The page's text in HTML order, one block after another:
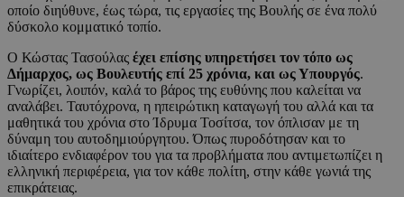
οποίο διηύθυνε, έως τώρα, τις εργασίες της Βουλής σε ένα πολύ
δύσκολο κομματικό τοπίο.
Ο Κώστας Τασούλας έχει επίσης υπηρετήσει τον τόπο ως
Δήμαρχος, ως Βουλευτής επί 25 χρόνια, και ως Υπουργός.
Γνωρίζει, λοιπόν, καλά το βάρος της ευθύνης που καλείται να
αναλάβει. Ταυτόχρονα, η ηπειρώτικη καταγωγή του αλλά και τα
μαθητικά του χρόνια στο Ίδρυμα Τοσίτσα, τον όπλισαν με τη
δύναμη του αυτοδημιούργητου. Όπως πυροδότησαν και το
ιδιαίτερο ενδιαφέρον του για τα προβλήματα που αντιμετωπίζει η
ελληνική περιφέρεια, για τον κάθε πολίτη, στην κάθε γωνιά της
επικράτειας.